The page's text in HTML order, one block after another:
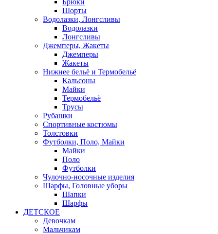
Брюки
Шорты
Водолазки, Лонгсливы
Водолазки
Лонгсливы
Джемперы, Жакеты
Джемперы
Жакеты
Нижнее бельё и Термобельё
Кальсоны
Майки
Термобельё
Трусы
Рубашки
Спортивные костюмы
Толстовки
Футболки, Поло, Майки
Майки
Поло
Футболки
Чулочно-носочные изделия
Шарфы, Головные уборы
Шапки
Шарфы
ДЕТСКОЕ
Девочкам
Мальчикам